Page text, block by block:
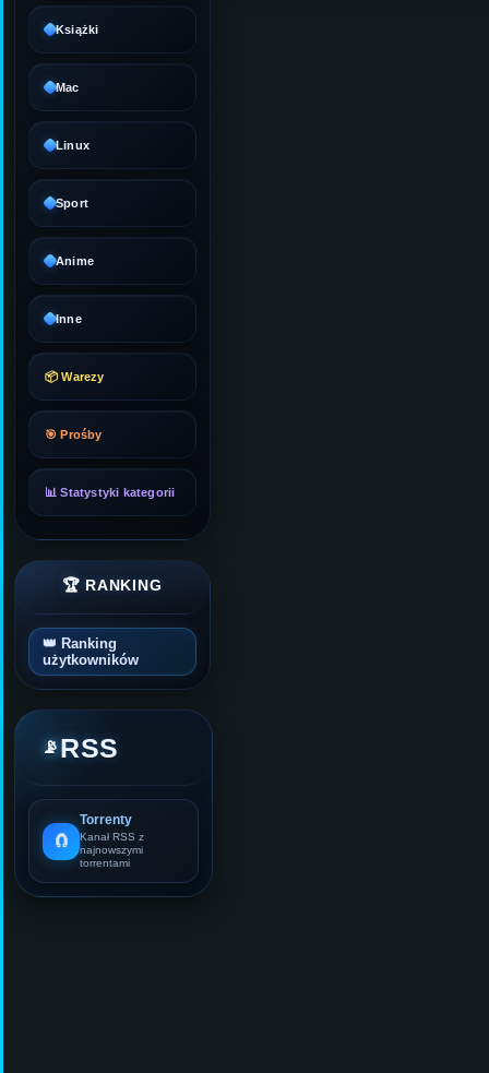
Książki
Mac
Linux
Sport
Anime
Inne
📦 Warezy
🎯 Prośby
📊 Statystyki kategorii
🏆 RANKING
👑 Ranking
użytkowników
📡RSS
🧲
Torrenty
Kanał RSS z
najnowszymi
torrentami